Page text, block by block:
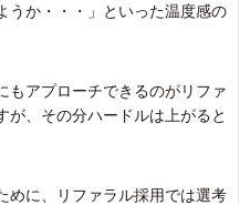
うか・・・」といった温度感の
もアプローチできるのがリファ
が、その分ハードルは上がると
めに、リファラル採用では選考